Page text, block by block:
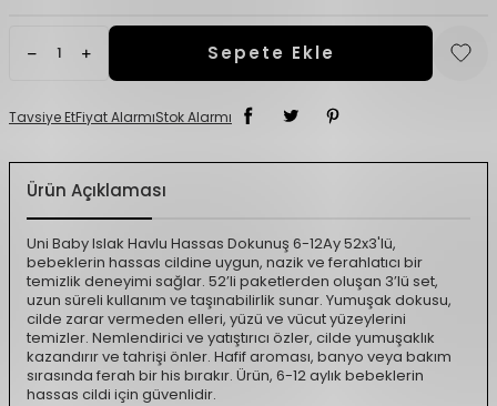
Sepete Ekle
Tavsiye EtFiyat AlarmıStok Alarmı
Ürün Açıklaması
Uni Baby Islak Havlu Hassas Dokunuş 6-12Ay 52x3'lü,
bebeklerin hassas cildine uygun, nazik ve ferahlatıcı bir
temizlik deneyimi sağlar. 52’li paketlerden oluşan 3’lü set,
uzun süreli kullanım ve taşınabilirlik sunar. Yumuşak dokusu,
cilde zarar vermeden elleri, yüzü ve vücut yüzeylerini
temizler. Nemlendirici ve yatıştırıcı özler, cilde yumuşaklık
kazandırır ve tahrişi önler. Hafif aroması, banyo veya bakım
sırasında ferah bir his bırakır. Ürün, 6-12 aylık bebeklerin
hassas cildi için güvenlidir.